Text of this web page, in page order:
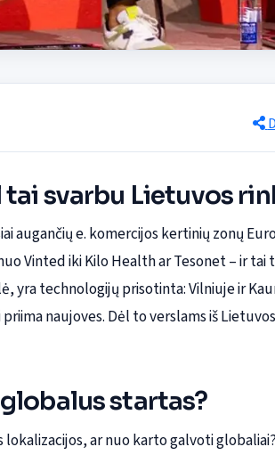
svarbu Lietuvos
augančių e. komercijos kertinių zonų
Vinted iki Kilo Health ar Tesonet – ir tai
yra technologijų prisotinta: Vilniuje ir
naujoves. Dėl to verslams iš Lietuvos
startas?
ar nuo karto galvoti